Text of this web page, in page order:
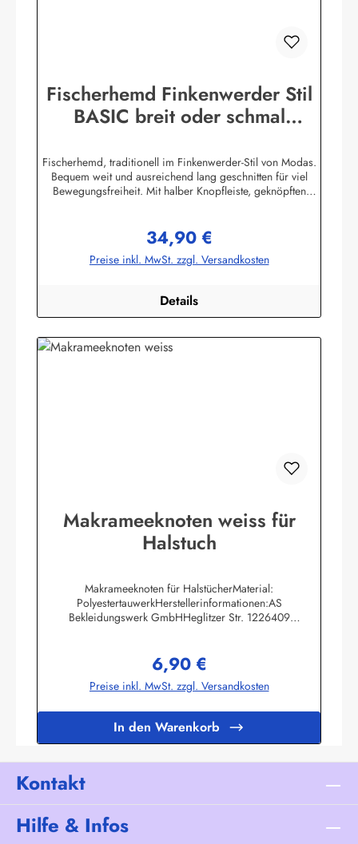
Fischerhemd Finkenwerder Stil
BASIC breit oder schmal
Fischerhemd, traditionell im Finkenwerder-Stil von Modas.
Bequem weit und ausreichend lang geschnitten für viel
Bewegungsfreiheit. Mit halber Knopfleiste, geknöpften
buntgewebt. (ca. 190 g/m²) Achtung! Die Hemden fallen
sehr groß aus. Bitte Größentabelle beachten. Die
Größentabelle finden Sie unter diesem Link oder bei den
GmbHHeglitzer Str. 1226409 Wittmundinfo@modas-
bekleidung.de
Regulärer Preis:
34,90 €
Preise inkl. MwSt. zzgl. Versandkosten
Details
Makrameeknoten weiss für
Halstuch
Makrameeknoten für HalstücherMaterial:
PolyestertauwerkHerstellerinformationen:AS
Bekleidungswerk GmbHHeglitzer Str. 1226409
Regulärer Preis:
6,90 €
Preise inkl. MwSt. zzgl. Versandkosten
In den Warenkorb
Kontakt
Hilfe & Infos